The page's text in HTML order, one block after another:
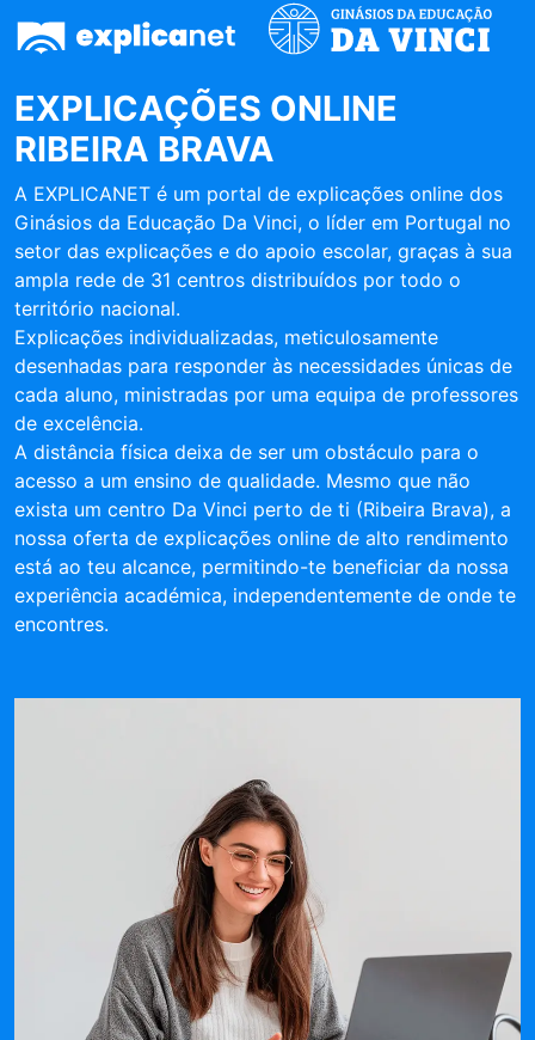
EXPLICAÇÕES ONLINE
RIBEIRA BRAVA
A EXPLICANET é um portal de explicações online dos
Ginásios da Educação Da Vinci, o líder em Portugal no
setor das explicações e do apoio escolar, graças à sua
ampla rede de 31 centros distribuídos por todo o
território nacional.
Explicações individualizadas, meticulosamente
desenhadas para responder às necessidades únicas de
cada aluno, ministradas por uma equipa de professores
de excelência.
A distância física deixa de ser um obstáculo para o
acesso a um ensino de qualidade. Mesmo que não
exista um centro Da Vinci perto de ti (Ribeira Brava), a
nossa oferta de explicações online de alto rendimento
está ao teu alcance, permitindo-te beneficiar da nossa
experiência académica, independentemente de onde te
encontres.